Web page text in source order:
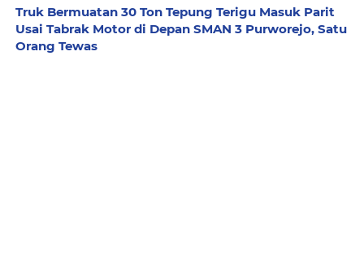
Truk Bermuatan 30 Ton Tepung Terigu Masuk Parit
Usai Tabrak Motor di Depan SMAN 3 Purworejo, Satu
Orang Tewas